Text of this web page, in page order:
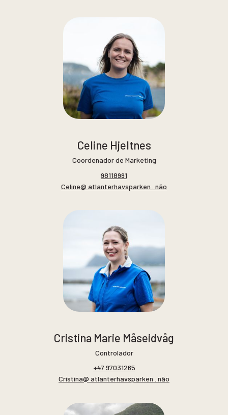
Celine Hjeltnes
Coordenador de Marketing
98118991
Celine@ atlanterhavsparken . não
Cristina Marie Måseidvåg
Controlador
+47 97031265
Cristina@ atlanterhavsparken . não